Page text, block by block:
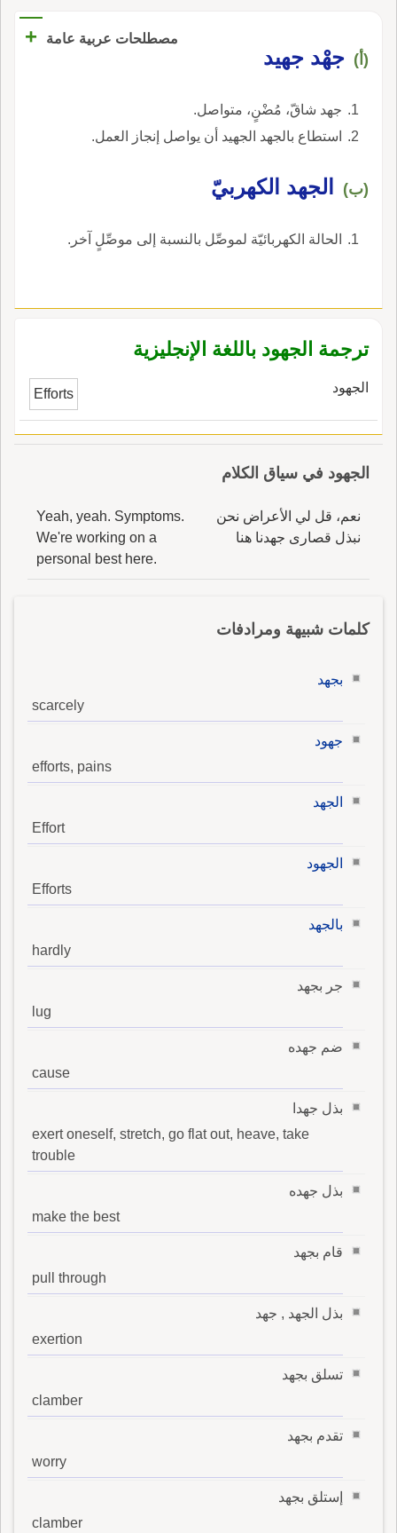
مصطلحات عربية عامة +
(أ) جهْد جهيد
جهد شاقّ، مُضْنٍ، متواصل.
استطاع بالجهد الجهيد أن يواصل إنجاز العمل.
(ب) الجهد الكهربيّ
الحالة الكهربائيّة لموصِّل بالنسبة إلى موصِّلٍ آخر.
ترجمة الجهود باللغة الإنجليزية
الجهود Efforts
الجهود في سياق الكلام
نعم، قل لي الأعراض نحن
نبذل قصارى جهدنا هنا
Yeah, yeah. Symptoms.
We're working on a
personal best here.
كلمات شبيهة ومرادفات
بجهد
scarcely
جهود
efforts, pains
الجهد
Effort
الجهود
Efforts
بالجهد
hardly
جر بجهد
lug
ضم جهده
cause
بذل جهدا
exert oneself, stretch, go flat out, heave, take
trouble
بذل جهده
make the best
قام بجهد
pull through
بذل الجهد , جهد
exertion
تسلق بجهد
clamber
تقدم بجهد
worry
إستلق بجهد
clamber